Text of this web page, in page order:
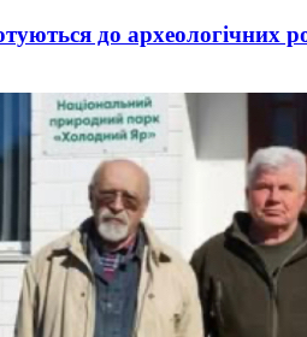
до археологічних